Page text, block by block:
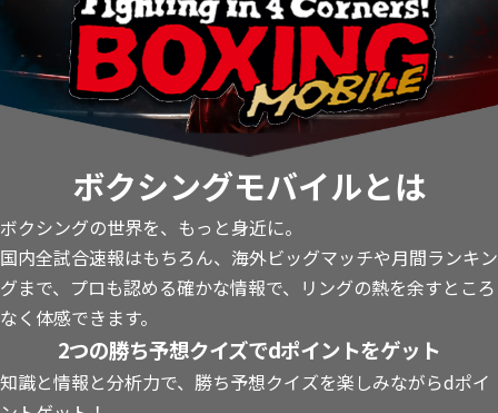
ボクシングモバイルとは
ボクシングの世界を、もっと身近に。
国内全試合速報はもちろん、海外ビッグマッチや月間ランキン
グまで、プロも認める確かな情報で、リングの熱を余すところ
なく体感できます。
2つの勝ち予想クイズでdポイントをゲット
知識と情報と分析力で、勝ち予想クイズを楽しみながらdポイ